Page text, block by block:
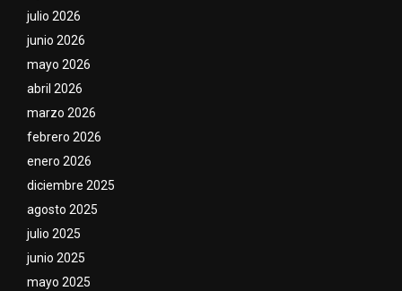
julio 2026
junio 2026
mayo 2026
abril 2026
marzo 2026
febrero 2026
enero 2026
diciembre 2025
agosto 2025
julio 2025
junio 2025
mayo 2025